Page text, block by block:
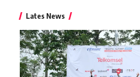
Lates News